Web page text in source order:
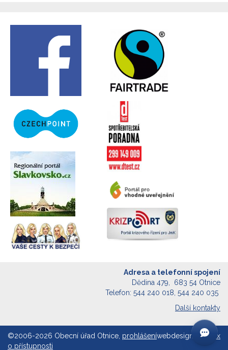
Adresa a telefonní spojení
Dědina 479, 683 54 Otnice
Telefon: 544 240 018, 544 240 035
Další kontakty
webdesign: Synetix
©2006-2026 Obecní úřad Otnice, prohlášení
o přístupnosti